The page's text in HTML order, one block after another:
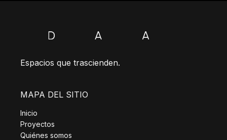
Espacios que trascienden.
MAPA DEL SITIO
Inicio
Proyectos
Quiénes somos